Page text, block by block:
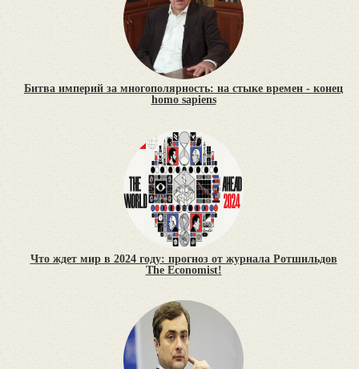
Битва империй за многополярность: на стыке времен - конец
homo sapiens
Что ждет мир в 2024 году: прогноз от журнала Ротшильдов
The Economist!